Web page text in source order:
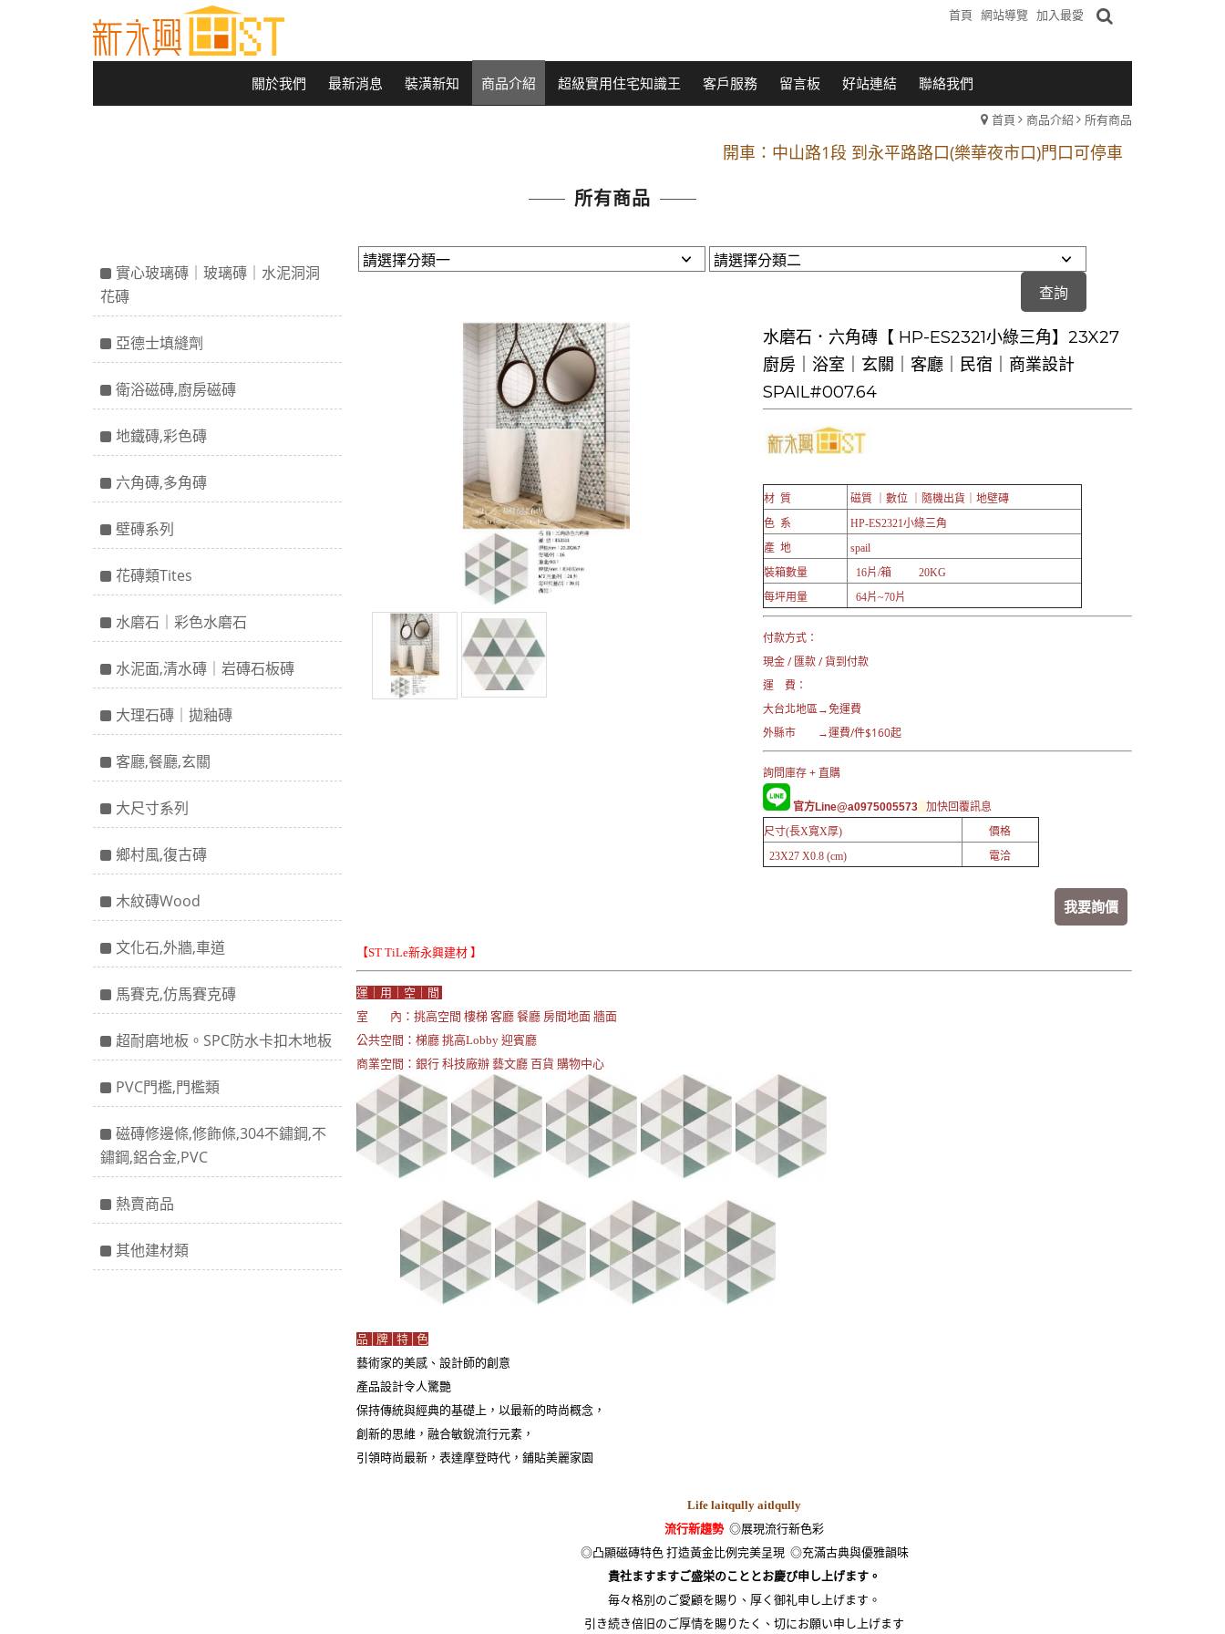
首頁 網站導覽 加入最愛
關於我們 最新消息 裝潢新知 商品介紹 超級實用住宅知識王 客戶服務 留言板 好站連結 聯絡我們
首頁 商品介紹 所有商品
開車：中山路1段 到永平路路口(樂華夜市口)門口可停車
捷運： 中和線【頂溪站 2 號出口】往中山路1段139號約10分鐘
原Line已滿 無法加Line好友 請親愛的客戶加入 LINE官方帳號@a0975005573
捷運： 中和線【頂溪站 2 號出口】往中山路1段139號約10分鐘
原Line已滿 無法加Line好友 請親愛的客戶加入 LINE官方帳號@a0975005573
所有商品
實心玻璃磚｜玻璃磚｜水泥洞洞
花磚
亞德士填縫劑
衛浴磁磚,廚房磁磚
地鐵磚,彩色磚
六角磚,多角磚
壁磚系列
花磚類Tites
水磨石｜彩色水磨石
水泥面,清水磚｜岩磚石板磚
大理石磚｜拋釉磚
客廳,餐廳,玄關
大尺寸系列
鄉村風,復古磚
木紋磚Wood
文化石,外牆,車道
馬賽克,仿馬賽克磚
超耐磨地板。SPC防水卡扣木地板
PVC門檻,門檻類
磁磚修邊條,修飾條,304不鏽鋼,不
鏽鋼,鋁合金,PVC
熱賣商品
其他建材類
水磨石．六角磚【 HP-ES2321小綠三角】23X27
廚房｜浴室｜玄關｜客廳｜民宿｜商業設計
SPAIL#007.64
材 質 磁質 ｜數位 ｜ 隨機出貨｜ 地壁磚
色 系
HP-ES2321小綠三角
產 地
spail
裝箱數量
16片/箱 20KG
每坪用量
64片~70片
付款方式：
現金 / 匯款 / 貨到付款
運 費：
大台北地區→免運費
外縣市 →運費/件$160起
詢問庫存 + 直購
官方Line@a0975005573
加快回覆訊息
尺寸(長X寬X厚)
價格
23X27 X0.8 (cm)
電洽
我要詢價
【ST TiLe新永興建材 】
運｜用｜空｜間
室 內：挑高空間 樓梯 客廳 餐廳 房間地面 牆面
公共空間：梯廳 挑高Lobby 迎賓廳
商業空間：銀行 科技廠辦 藝文廳 百貨 購物中心
品│牌│特│色
藝術家的美感、設計師的創意
產品設計令人驚艷
保持傳統與經典的基礎上，以最新的時尚概念，
創新的思維，融合敏銳流行元素，
引領時尚最新，表達摩登時代，鋪貼美麗家園
Life laitqully aitlqully
流行新趨勢 ◎展現流行新色彩
◎凸顯磁磚特色 打造黃金比例完美呈現 ◎充滿古典與優雅韻味
貴社ますますご盛栄のこととお慶び申し上げます。
毎々格別のご愛顧を賜り、厚く御礼申し上げます。
引き続き倍旧のご厚情を賜りたく、切にお願い申し上げます